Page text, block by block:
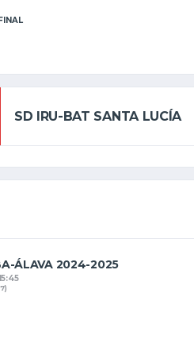
SD IRU-BAT SANTA LUCÍA
ÁLAVA 2024-2025